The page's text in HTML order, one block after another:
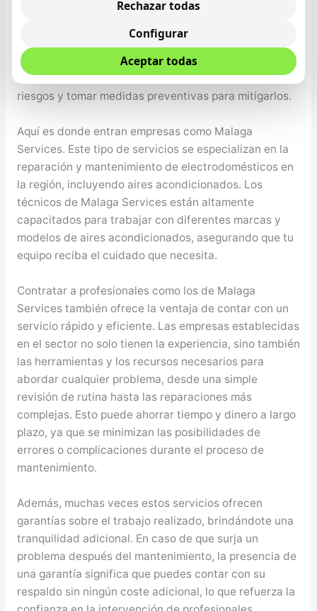
condiciones pueden general problemas específicos,
humedad en componentes críticos del sistema,
incrementando el riesgo de corrosión y fallo
prematuro. Un profesional puede identificar estos
riesgos y tomar medidas preventivas para mitigarlos.
Aquí es donde entran empresas como Malaga
Services. Este tipo de servicios se especializan en la
reparación y mantenimiento de electrodomésticos en
la región, incluyendo aires acondicionados. Los
técnicos de Malaga Services están altamente
capacitados para trabajar con diferentes marcas y
modelos de aires acondicionados, asegurando que tu
equipo reciba el cuidado que necesita.
Contratar a profesionales como los de Malaga
Services también ofrece la ventaja de contar con un
servicio rápido y eficiente. Las empresas establecidas
en el sector no solo tienen la experiencia, sino también
las herramientas y los recursos necesarios para
abordar cualquier problema, desde una simple
revisión de rutina hasta las reparaciones más
complejas. Esto puede ahorrar tiempo y dinero a largo
plazo, ya que se minimizan las posibilidades de
errores o complicaciones durante el proceso de
mantenimiento.
Además, muchas veces estos servicios ofrecen
garantías sobre el trabajo realizado, brindándote una
tranquilidad adicional. En caso de que surja un
problema después del mantenimiento, la presencia de
una garantía significa que puedes contar con su
respaldo sin ningún coste adicional, lo que refuerza la
Rechazar todas
Configurar
Aceptar todas